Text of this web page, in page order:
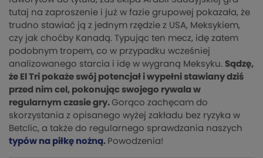
tutaj na zaproszenie i już w fazie grupowej pokazała, że
trudno stawiać ją z jednym rzędzie z USA, Meksykiem,
czy jak choćby Kanadą. Typując ten mecz, idę zatem
podobnym tropem, co w przypadku wcześniej
analizowanego starcia i idę w wygraną Meksyku. Sądzę,
że El Tri pokaże swój potencjał i wypełni stawiany dziś
przed nim cel, pokonując swojego rywala w
regularnym czasie gry. Gorąco zachęcam do
skorzystania z opisanego wyżej zakładu bez ryzyka w
Betclic, a także do regularnego sprawdzania naszych
typów na piłkę nożną. Powodzenia!